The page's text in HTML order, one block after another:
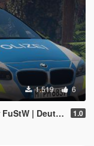
1.519 6
| Deutsch 1.0